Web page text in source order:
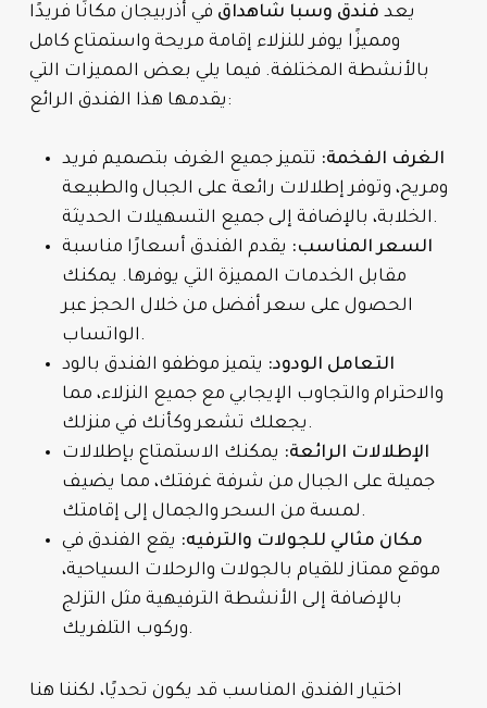
يعد فندق وسبا شاهداق في أذربيجان مكانًا فريدًا
ومميزًا يوفر للنزلاء إقامة مريحة واستمتاع كامل
بالأنشطة المختلفة. فيما يلي بعض المميزات التي
يقدمها هذا الفندق الرائع:
الغرف الفخمة: تتميز جميع الغرف بتصميم فريد
ومريح، وتوفر إطلالات رائعة على الجبال والطبيعة
الخلابة، بالإضافة إلى جميع التسهيلات الحديثة.
السعر المناسب: يقدم الفندق أسعارًا مناسبة
مقابل الخدمات المميزة التي يوفرها. يمكنك
الحصول على سعر أفضل من خلال الحجز عبر
الواتساب.
التعامل الودود: يتميز موظفو الفندق بالود
والاحترام والتجاوب الإيجابي مع جميع النزلاء، مما
يجعلك تشعر وكأنك في منزلك.
الإطلالات الرائعة: يمكنك الاستمتاع بإطلالات
جميلة على الجبال من شرفة غرفتك، مما يضيف
لمسة من السحر والجمال إلى إقامتك.
مكان مثالي للجولات والترفيه: يقع الفندق في
موقع ممتاز للقيام بالجولات والرحلات السياحية،
بالإضافة إلى الأنشطة الترفيهية مثل التزلج
وركوب التلفريك.
اختيار الفندق المناسب قد يكون تحديًا، لكننا هنا